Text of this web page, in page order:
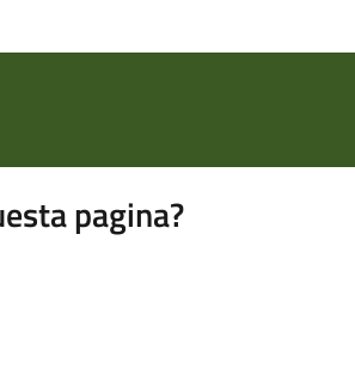
pagina?